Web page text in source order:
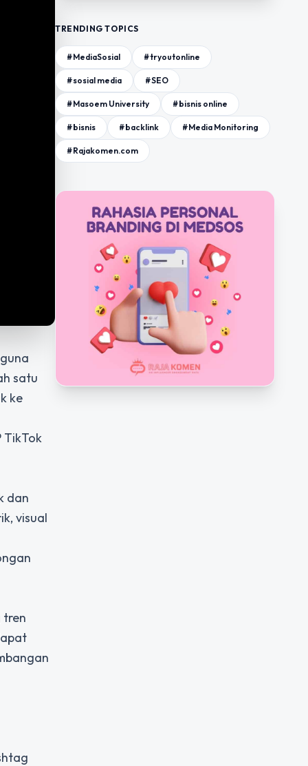
satu
ke
TikTok
dan
visual
tren
TRENDING TOPICS
#MediaSosial #tryoutonline
#sosial media #SEO
#Masoem University #bisnis online
#bisnis #backlink #Media Monitoring
#Rajakomen.com